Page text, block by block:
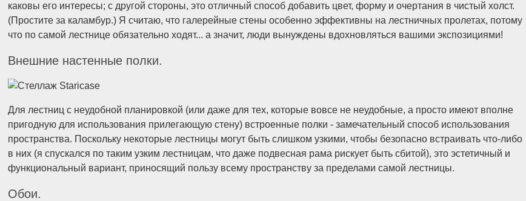
каковы его интересы; с другой стороны, это отличный способ добавить цвет, форму и очертания в чистый холст.
(Простите за каламбур.) Я считаю, что галерейные стены особенно эффективны на лестничных пролетах, потому
что по самой лестнице обязательно ходят... а значит, люди вынуждены вдохновляться вашими экспозициями!
Внешние настенные полки.
Для лестниц с неудобной планировкой (или даже для тех, которые вовсе не неудобные, а просто имеют вполне
пригодную для использования прилегающую стену) встроенные полки - замечательный способ использования
пространства. Поскольку некоторые лестницы могут быть слишком узкими, чтобы безопасно встраивать что-либо
в них (я спускался по таким узким лестницам, что даже подвесная рама рискует быть сбитой), это эстетичный и
функциональный вариант, приносящий пользу всему пространству за пределами самой лестницы.
Обои.